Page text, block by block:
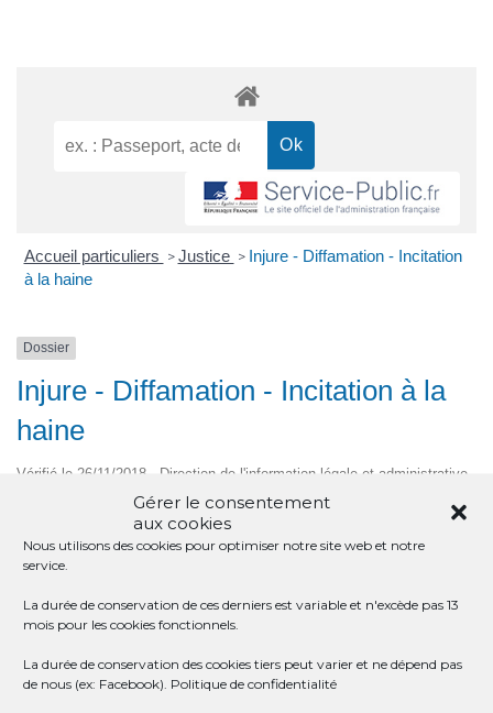
Gérer le consentement
aux cookies
Nous utilisons des cookies pour optimiser notre site web et notre
service.
La durée de conservation de ces derniers est variable et n'excède pas 13
mois pour les cookies fonctionnels.
La durée de conservation des cookies tiers peut varier et ne dépend pas
de nous (ex: Facebook). Politique de confidentialité
Accueil particuliers > Justice > Injure - Diffamation - Incitation
à la haine
Dossier
Injure - Diffamation - Incitation à la
haine
Vérifié le 26/11/2018 - Direction de l'information légale et administrative
(Première ministre)
Diffamation
Incitation à la haine, à la violence ou à la discrimination